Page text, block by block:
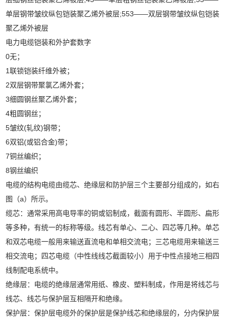
单层钢带皱纹纵包铠装聚乙烯外被层;553——双层钢带皱纹纵包铠装
聚乙烯外被层
电力电缆铠装和外护套数字
0无；
1联锁铠装纤维外被；
2双层钢带聚氯乙烯外套；
3细圆钢丝聚乙烯外套；
4粗圆钢丝；
5皱纹(轧纹)钢带；
6双铝(或铝合金)带；
7铜丝编织；
8钢丝编织
电缆的结构电缆由缆芯、绝缘层和防护层三个主要部分组成的，如右
图（a）所示。
缆芯：通常采用高电导率的铜或铝制成，截面有圆形、半圆形、扁形
等多种，有统一的标称等级。线芯有单心、二心、四芯等几种。单芯
和双芯电缆一般用来输送直流电和单相交流电；三芯电缆用来输送三
相交流电；四芯电缆（中性线线芯截面较小）用于中性点接地三相四
线制配电系统中。
绝缘层：电缆的绝缘层通常用纸、橡皮、塑料制成，作用是将线芯与
线芯、线芯与保护层互相隔开和绝缘。
保护层：保护层电缆外的保护层是保护线芯和绝缘层的，分内保护层